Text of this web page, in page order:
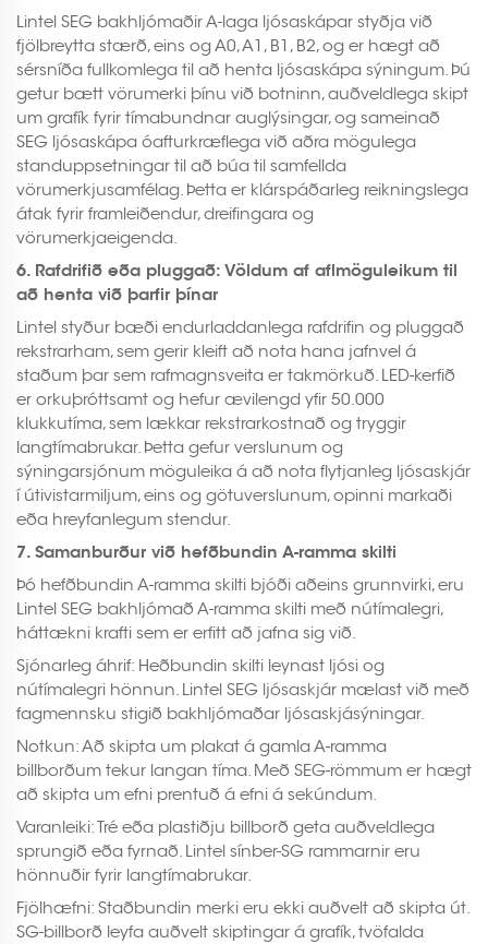
Lintel SEG bakhljómaðir A-laga ljósaskápar styðja við
fjölbreytta stærð, eins og A0, A1, B1, B2, og er hægt að
sérsníða fullkomlega til að henta ljósaskápa sýningum. Þú
getur bætt vörumerki þínu við botninn, auðveldlega skipt
um grafík fyrir tímabundnar auglýsingar, og sameinað
SEG ljósaskápa óafturkræflega við aðra mögulega
standuppsetningar til að búa til samfellda
vörumerkjusamfélag. Þetta er klárspáðarleg reikningslega
átak fyrir framleiðendur, dreifingara og
vörumerkjaeigenda.
6. Rafdrifið eða pluggað: Völdum af aflmöguleikum til
að henta við þarfir þínar
Lintel styður bæði endurladdanlega rafdrifin og pluggað
rekstrarham, sem gerir kleift að nota hana jafnvel á
staðum þar sem rafmagnsveita er takmörkuð. LED-kerfið
er orkuþróttsamt og hefur ævilengd yfir 50.000
klukkutíma, sem lækkar rekstrarkostnað og tryggir
langtímabrukar. Þetta gefur verslunum og
sýningarsjónum möguleika á að nota flytjanleg ljósaskjár
í útivistarmiljum, eins og götuverslunum, opinni markaði
eða hreyfanlegum stendur.
7. Samanburður við hefðbundin A-ramma skilti
Þó hefðbundin A-ramma skilti bjóði aðeins grunnvirki, eru
Lintel SEG bakhljómað A-ramma skilti með nútímalegri,
háttækni krafti sem er erfitt að jafna sig við.
Sjónarleg áhrif: Heðbundin skilti leynast ljósi og
nútímalegri hönnun. Lintel SEG ljósaskjár mælast við með
fagmennsku stigið bakhljómaðar ljósaskjásýningar.
Notkun: Að skipta um plakat á gamla A-ramma
billborðum tekur langan tíma. Með SEG-römmum er hægt
að skipta um efni prentuð á efni á sekúndum.
Varanleiki: Tré eða plastiðju billborð geta auðveldlega
sprungið eða fyrnað. Lintel sínber-SG rammarnir eru
hönnuðir fyrir langtímabrukar.
Fjölhæfni: Staðbundin merki eru ekki auðvelt að skipta út.
SG-billborð leyfa auðvelt skiptingar á grafík, tvöfalda